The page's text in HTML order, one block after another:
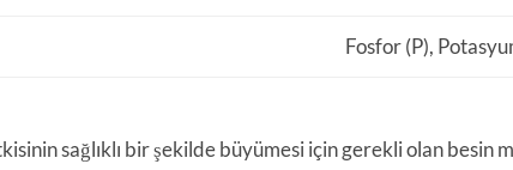
Fosfor (P),
sağlıklı bir şekilde büyümesi için gerekli olan besin